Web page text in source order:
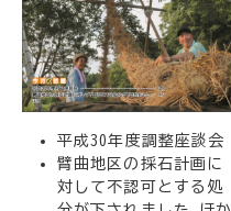
平成30年度調整座談会
臂曲地区の採石計画に
対して不認可とする処